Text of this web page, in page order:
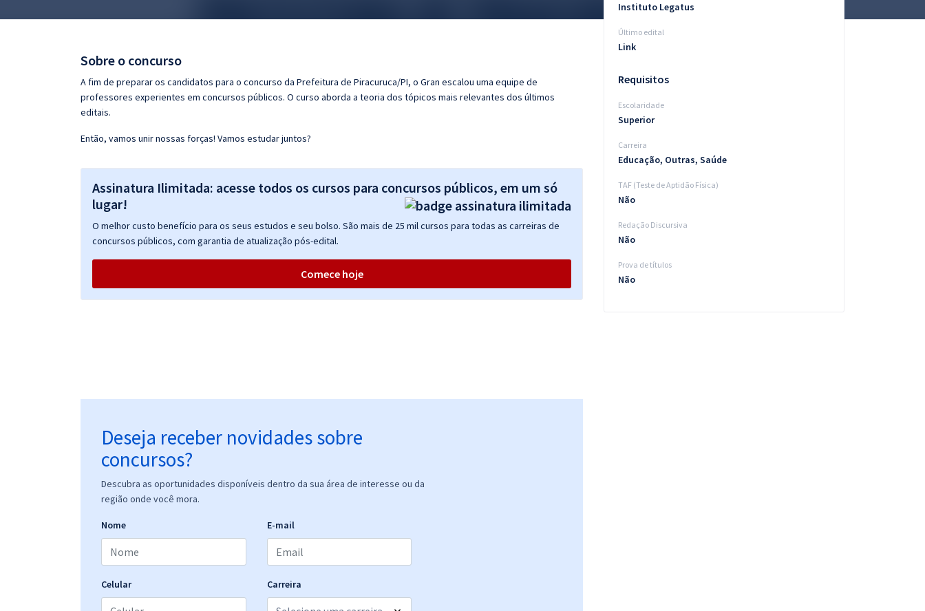
Questões grátis
Conteúdo gratuito
Sobre o concurso
A fim de preparar os candidatos para o concurso da Prefeitura de Piracuruca/PI, o Gran escalou uma equipe de
professores experientes em concursos públicos. O curso aborda a teoria dos tópicos mais relevantes dos últimos
editais.
Então, vamos unir nossas forças! Vamos estudar juntos?
Assinatura Ilimitada: acesse todos os cursos para concursos públicos, em um só
lugar!
O melhor custo benefício para os seus estudos e seu bolso. São mais de 25 mil cursos para todas as carreiras de
concursos públicos, com garantia de atualização pós-edital.
Comece hoje
Deseja receber novidades sobre
concursos?
Descubra as oportunidades disponíveis dentro da sua área de interesse ou da
região onde você mora.
Nome E-mail
Celular Carreira
Instituto Legatus
Último edital
Link
Requisitos
Escolaridade
Superior
Carreira
Educação, Outras, Saúde
TAF (Teste de Aptidão Física)
Não
Redação Discursiva
Não
Prova de títulos
Não